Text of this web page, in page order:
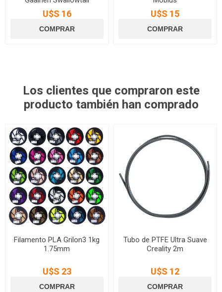
U$S 16 U$S 15
Los clientes que compraron este
producto también han comprado
Filamento PLA Grilon3 1kg
1.75mm
U$S 23
Tubo de PTFE Ultra Suave
Creality 2m
U$S 12